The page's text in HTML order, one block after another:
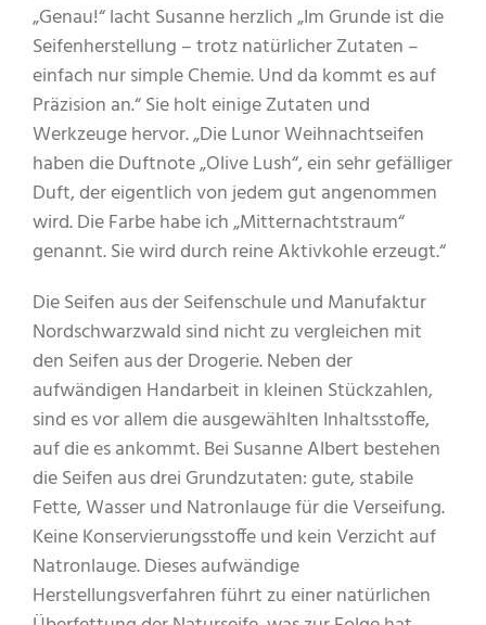
„Genau!“ lacht Susanne herzlich „Im Grunde ist die
Seifenherstellung – trotz natürlicher Zutaten –
einfach nur simple Chemie. Und da kommt es auf
Präzision an.“ Sie holt einige Zutaten und
Werkzeuge hervor. „Die Lunor Weihnachtseifen
haben die Duftnote „Olive Lush“, ein sehr gefälliger
Duft, der eigentlich von jedem gut angenommen
wird. Die Farbe habe ich „Mitternachtstraum“
genannt. Sie wird durch reine Aktivkohle erzeugt.“
Die Seifen aus der Seifenschule und Manufaktur
Nordschwarzwald sind nicht zu vergleichen mit
den Seifen aus der Drogerie. Neben der
aufwändigen Handarbeit in kleinen Stückzahlen,
sind es vor allem die ausgewählten Inhaltsstoffe,
auf die es ankommt. Bei Susanne Albert bestehen
die Seifen aus drei Grundzutaten: gute, stabile
Fette, Wasser und Natronlauge für die Verseifung.
Keine Konservierungsstoffe und kein Verzicht auf
Natronlauge. Dieses aufwändige
Herstellungsverfahren führt zu einer natürlichen